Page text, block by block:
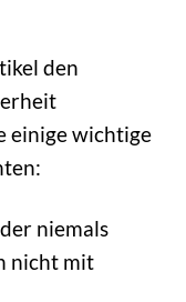
den
einige wichtige
niemals
nicht mit